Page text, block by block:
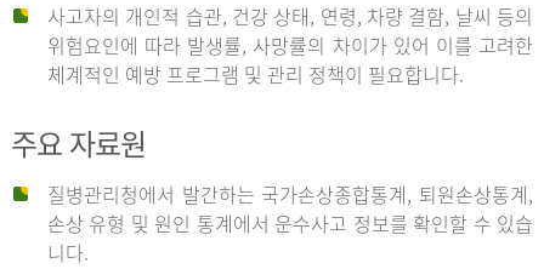
사
사고자의 개인적 습관, 건강 상태, 연령, 차량 결함, 날씨 등의
위험요인에 따라 발생률, 사망률의 차이가 있어 이를 고려한
체계적인 예방 프로그램 및 관리 정책이 필요합니다.
주요 자료원
질병관리청에서 발간하는 국가손상종합통계, 퇴원손상통계,
손상 유형 및 원인 통계에서 운수사고 정보를 확인할 수 있습
니다.